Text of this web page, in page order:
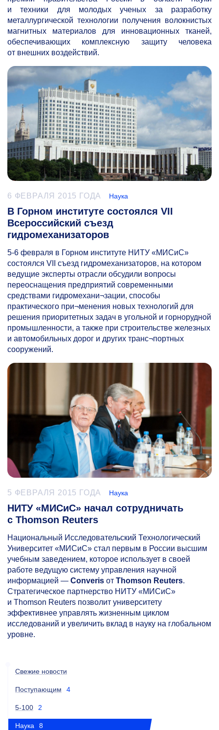
и техники для молодых ученых за разработку
металлургической технологии получения волокнистых
магнитных материалов для инновационных тканей,
обеспечивающих комплексную защиту человека
от внешних воздействий.
6 ФЕВРАЛЯ 2015 ГОДА Наука
В Горном институте состоялся VII
Всероссийский съезд
гидромеханизаторов
5-6 февраля в Горном институте НИТУ «МИСиС»
состоялся VII съезд гидромеханизаторов, на котором
ведущие эксперты отрасли обсудили вопросы
переоснащения предприятий современными
средствами гидромехани¬зации, способы
практического при¬менения новых технологий для
решения приоритетных задач в угольной и горнорудной
промышленности, а также при строительстве железных
и автомобильных дорог и других транс¬портных
сооружений.
5 ФЕВРАЛЯ 2015 ГОДА Наука
НИТУ «МИСиС» начал сотрудничать
с Thomson Reuters
Национальный Исследовательский Технологический
Университет «МИСиС» стал первым в России высшим
учебным заведением, которое использует в своей
работе ведущую систему управления научной
информацией — Converis от Thomson Reuters.
Стратегическое партнерство НИТУ «МИСиС»
и Thomson Reuters позволит университету
эффективнее управлять жизненным циклом
исследований и увеличить вклад в науку на глобальном
уровне.
Свежие новости
Поступающим 4
5-100 2
Наука 8